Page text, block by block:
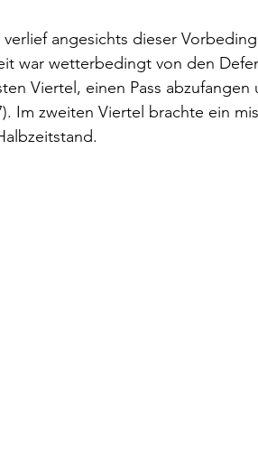
verlief angesichts dieser
war wetterbedingt von den
Viertel, einen Pass
Im zweiten Viertel brachte ein